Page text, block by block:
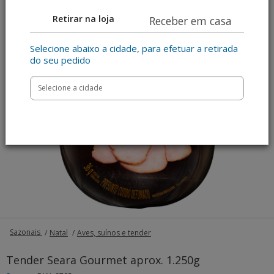
Retirar na loja Receber em casa
Selecione abaixo a cidade, para efetuar a retirada
do seu pedido
Sazonais Natal Aves, suínos e tender
Tender Seara Gourmet aprox. 1.250g